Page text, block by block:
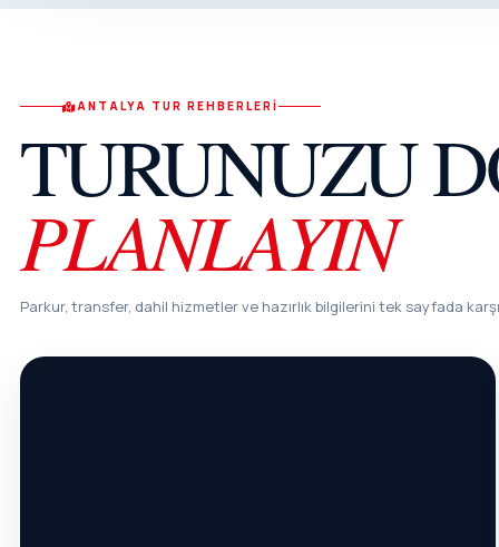
ANTALYA TUR REHBERLERI
TURUNUZU
PLANLAYIN
Parkur, transfer, dahil hizmetler ve hazırlık bilgilerini tek sayfada